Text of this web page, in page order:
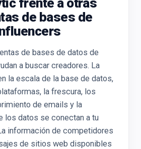
de bases de
de bases de datos de
a buscar creadores. La
la escala de la base de datos,
la frescura, los
de emails y la
los datos se conectan a tu
información de competidores
de sitios web disponibles